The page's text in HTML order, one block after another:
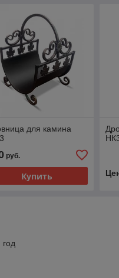
для камина
руб.
Купить